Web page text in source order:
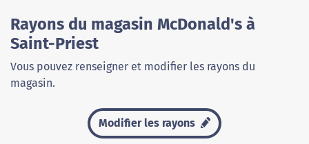
Rayons du magasin McDonald's à
Saint-Priest
Vous pouvez renseigner et modifier les rayons du
magasin.
Modifier les rayons